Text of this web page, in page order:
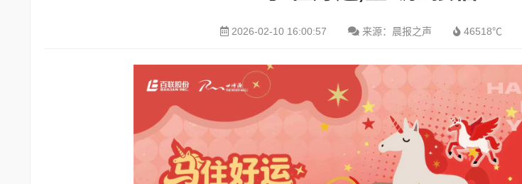
2026-02-10 16:00:57 来源：晨报之声 46518℃